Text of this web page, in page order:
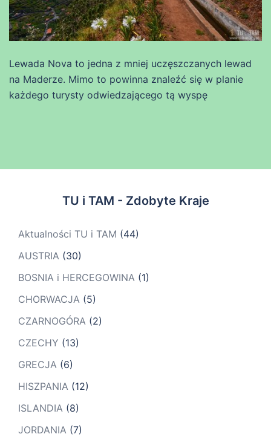
Lewada Nova to jedna z mniej uczęszczanych lewad
na Maderze. Mimo to powinna znaleźć się w planie
każdego turysty odwiedzającego tą wyspę
TU i TAM - Zdobyte Kraje
Aktualności TU i TAM (44)
AUSTRIA (30)
BOSNIA i HERCEGOWINA (1)
CHORWACJA (5)
CZARNOGÓRA (2)
CZECHY (13)
GRECJA (6)
HISZPANIA (12)
ISLANDIA (8)
JORDANIA (7)